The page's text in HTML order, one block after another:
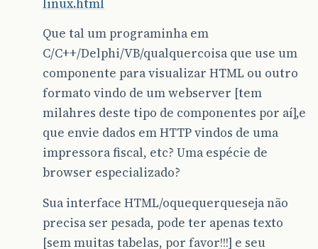
linux.html
Que tal um programinha em
C/C++/Delphi/VB/qualquercoisa que use um
componente para visualizar HTML ou outro
formato vindo de um webserver [tem
milahres deste tipo de componentes por aí],e
que envie dados em HTTP vindos de uma
impressora fiscal, etc? Uma espécie de
browser especializado?
Sua interface HTML/oquequerqueseja não
precisa ser pesada, pode ter apenas texto
[sem muitas tabelas, por favor!!!] e seu